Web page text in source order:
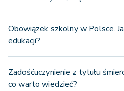
Obowiązek szkolny w Polsce.
edukacji?
Zadośćuczynienie z tytułu
co warto wiedzieć?